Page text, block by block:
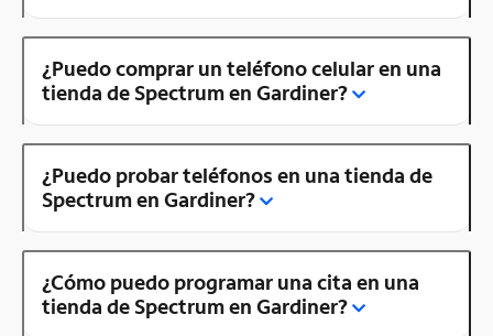
¿Puedo comprar un teléfono celular en una
tienda de Spectrum en Gardiner?
¿Puedo probar teléfonos en una tienda de
Spectrum en Gardiner?
¿Cómo puedo programar una cita en una
tienda de Spectrum en Gardiner?